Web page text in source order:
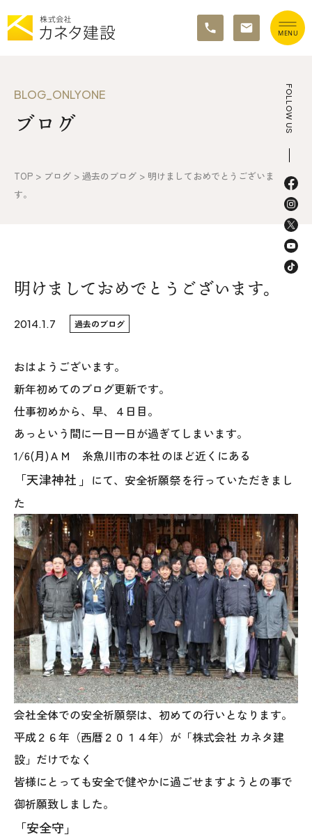
イベント情報
施工の流れ&アフターサポート
不動産情報
お知らせ
ISSH糸魚川住宅認定基準
会社案内
モデルハウス
上越スタジオ
スタッフ紹介
ブログ
オレンジフェア
各種事業
採用情報
協力会社の皆様へ
住まいのなんでも相談
土地･空き家 不動産相談
FOLLOW US
BLOG_ONLYONE
ブログ
TOP > ブログ > 過去のブログ > 明けましておめでとうございま
す。
明けましておめでとうございます。
2014.1.7 過去のブログ
おはようございます。
新年初めてのブログ更新です。
仕事初めから、早、４日目。
あっという間に一日一日が過ぎてしまいます。
1/6(月)ＡＭ 糸魚川市の本社のほど近くにある
「天津神社 」 にて、安全祈願祭を行っていただきまし
た
会社全体での安全祈願祭は、初めての行いとなります。
平成２６年（西暦２０１４年）が「株式会社 カネタ建
設」だけでなく
皆様にとっても安全で健やかに過ごせますようとの事で
御祈願致しました。
「安全守」